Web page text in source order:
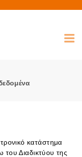
κατάστημα
του Διαδικτύου της